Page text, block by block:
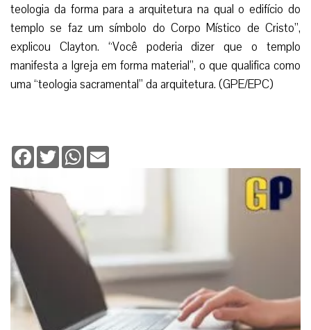
teologia da forma para a arquitetura na qual o edifício do
templo se faz um símbolo do Corpo Místico de Cristo”,
explicou Clayton. “Você poderia dizer que o templo
manifesta a Igreja em forma material”, o que qualifica como
uma “teologia sacramental” da arquitetura. (GPE/EPC)
Facebook
TwitterWhatsApp